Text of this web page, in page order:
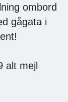
ombord
gågata i
alt mejl